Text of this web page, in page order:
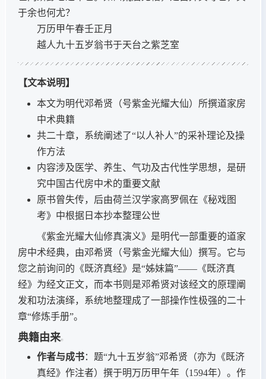
于余也何尤？
万历甲午春壬正月
越人九十五岁翁书于天台之紫芝室
【文本说明】
本文为明代邓希贤（号紫金光耀大仙）所撰道家房
中术典籍
共二十章，系统阐述了“以人补人”的采补理论及操
作方法
内容涉及医学、养生、气功及古代性学思想，是研
究中国古代房中术的重要文献
原书曾失传，后由荷兰汉学家高罗佩在《秘戏图
考》中根据日本抄本整理公世
《紫金光耀大仙修真演义》是明代一部重要的道家
房中术经典，由邓希贤（号紫金光耀大仙）撰写。它与
您之前询问的《既济真经》是“姊妹篇”——《既济真
经》为经文正文，而本书则是邓希贤对该经文的原理阐
发和功法演绎，系统地整理成了一部操作性极强的二十
章“修炼手册”。
典籍由来
作者与成书：题“九十五岁翁”邓希贤（亦为《既济
真经》作注者）撰于明万历甲午年（1594年）。作